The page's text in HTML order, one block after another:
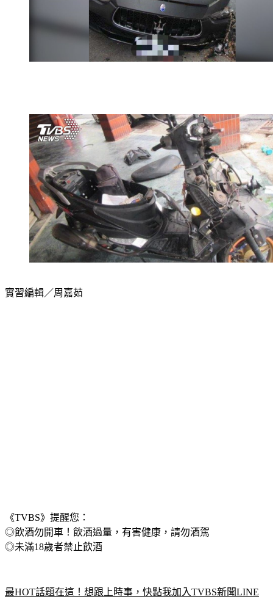
實習編輯／周嘉茹
《TVBS》提醒您：
◎飲酒勿開車！飲酒過量，有害健康，請勿酒駕
◎未滿18歲者禁止飲酒
最HOT話題在這！想跟上時事，快點我加入TVBS新聞LINE